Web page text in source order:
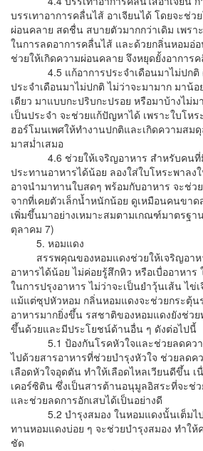
บรรเทาอาการคลื่นไส้ อาเจียนได้ โดยจะช่
ผ่อนคลาย สดชื่น สบายตัวมากกว่าเดิม เพร
ในการลดอาการคลื่นไส้ และด้วยกลิ่นหอมอ่
ช่วยให้เกิดความผ่อนคลาย จึงหยุดยั้งอาการ
4.5 แก้อาการประจำเดือนมาไม่ปกติ
ประจำเดือนมาไม่ปกติ ไม่ว่าจะมามาก มาน้อ
เดียว มาแบบกะปริบกะปรอย หรือมาบ้างไม่ม
เป็นประจำ จะช่วยแก้ปัญหาได้ เพราะใบโห
ฮอร์โมนเพศให้ทำงานปกติและเกิดความสม
มาสม่ำเสมอ
4.6 ช่วยให้เจริญอาหาร สำหรับคนที่มี
ประทานอาหารได้น้อย ลองใส่ใบโหระพาลง
อาจนำมาทานใบสดๆ พร้อมกับอาหาร จะช่ว
จากที่เคยตัวเล็กน้ำหนักน้อย ดูเหมือนคนขา
เพิ่มขึ้นมาอย่างเหมาะสมตามเกณฑ์มาตรฐา
ตุลาคม 7)
5. หอมแดง
สรรพคุณของหอมแดงช่วยให้เจริญอาห
อาหารได้น้อย ไม่ค่อยรู้สึกหิว หรือเบื่ออาหา
ในการปรุงอาหาร ไม่ว่าจะเป็นยำวุ้นเส้น ไข่
แม้แต่ซุปหัวหอม กลิ่นหอมแดงจะช่วยกระตุ้น
อาหารมากยิ่งขึ้น รสชาติของหอมแดงยังช่ว
ขึ้นด้วยและมีประโยชน์ด้านอื่น ๆ ดังต่อไปนี้
5.1 ป้องกันโรคหัวใจและช่วยลดควา
ไปด้วยสารอาหารที่ช่วยบำรุงหัวใจ ช่วยลดค
เลือดหัวใจอุดตัน ทำให้เลือดไหลเวียนดีขึ้น
เคอร์ซิติน ซึ่งเป็นสารต้านอนุมูลอิสระที่จะช่ว
และช่วยลดการอักเสบได้เป็นอย่างดี
5.2 บำรุงสมอง ในหอมแดงนั้นเต็มไป
ทานหอมแดงบ่อย ๆ จะช่วยบำรุงสมอง ทำให้
ชัด